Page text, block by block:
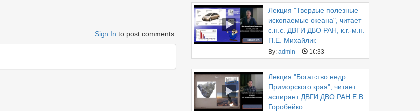
Sign In to post comments.
Лекция "Твердые полезные
ископаемые океана", читает
с.н.с. ДВГИ ДВО РАН, к.г.-м.н.
П.Е. Михайлик
By: admin 16:33
Лекция "Богатство недр
Приморского края", читает
аспирант ДВГИ ДВО РАН Е.В.
Горобейко